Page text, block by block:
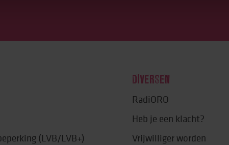
(LVB/LVB+)
DIVERSEN
RadiORO
Heb je een klacht?
Vrijwilliger worden